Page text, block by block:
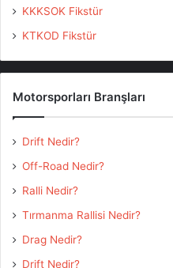
KKKSOK Fikstür
KTKOD Fikstür
Motorsporları Branşları
Drift Nedir?
Off-Road Nedir?
Ralli Nedir?
Tırmanma Rallisi Nedir?
Drag Nedir?
Drift Nedir?